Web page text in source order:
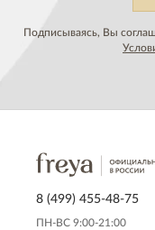
Подписываясь, Вы
8 (499) 455-48-75
ПН-ВС 9:00-21:00